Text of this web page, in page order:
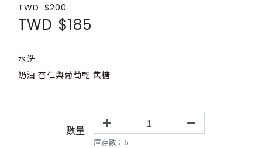
TWD $200
TWD $185
水洗
奶油 杏仁與葡萄乾 焦糖
數量
庫存數：6